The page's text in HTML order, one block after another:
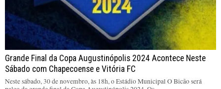
Grande Final da Copa Augustinópolis 2024 Acontece Neste
Sábado com Chapecoense e Vitória FC
Neste sábado, 30 de novembro, às 18h, o Estádio Municipal O Bicão será